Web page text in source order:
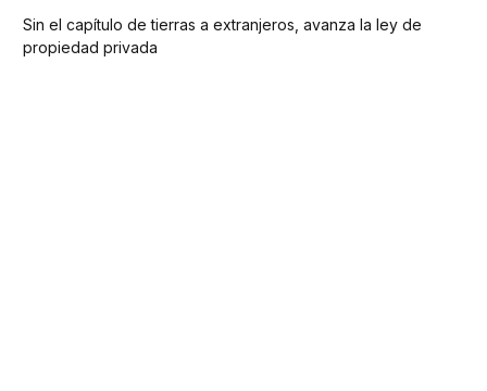
Sin el capítulo de tierras a extranjeros, avanza la ley de
propiedad privada